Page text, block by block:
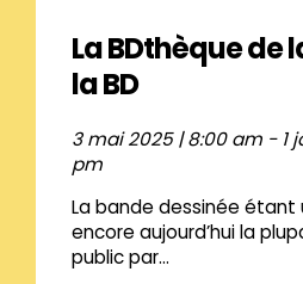
La BDthèque de
la BD
3 mai 2025 | 8:00 am - 1
pm
La bande dessinée étant
encore aujourd’hui la
public par...